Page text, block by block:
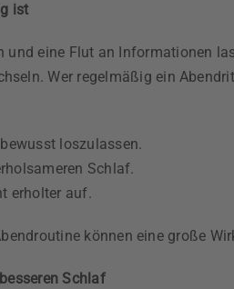
ist
eine Flut an Informationen
Wer regelmäßig ein
loszulassen.
Schlaf.
erholter auf.
können eine große
Schlaf